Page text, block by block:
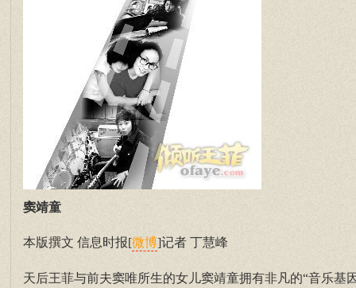
窦靖童
本版撰文 信息时报[微博]记者 丁慧峰
天后王菲与前夫窦唯所生的女儿窦靖童拥有非凡的“音乐